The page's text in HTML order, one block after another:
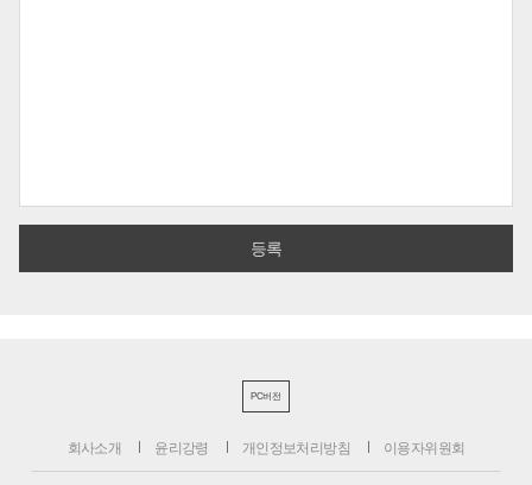
PC버전
회사소개 윤리강령 개인정보처리방침 이용자위원회